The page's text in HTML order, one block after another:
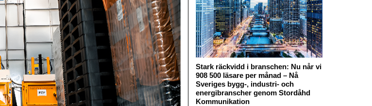
Stark räckvidd i branschen: Nu når vi
908 500 läsare per månad – Nå
Sveriges bygg-, industri- och
energibranscher genom Stordåhd
Kommunikation